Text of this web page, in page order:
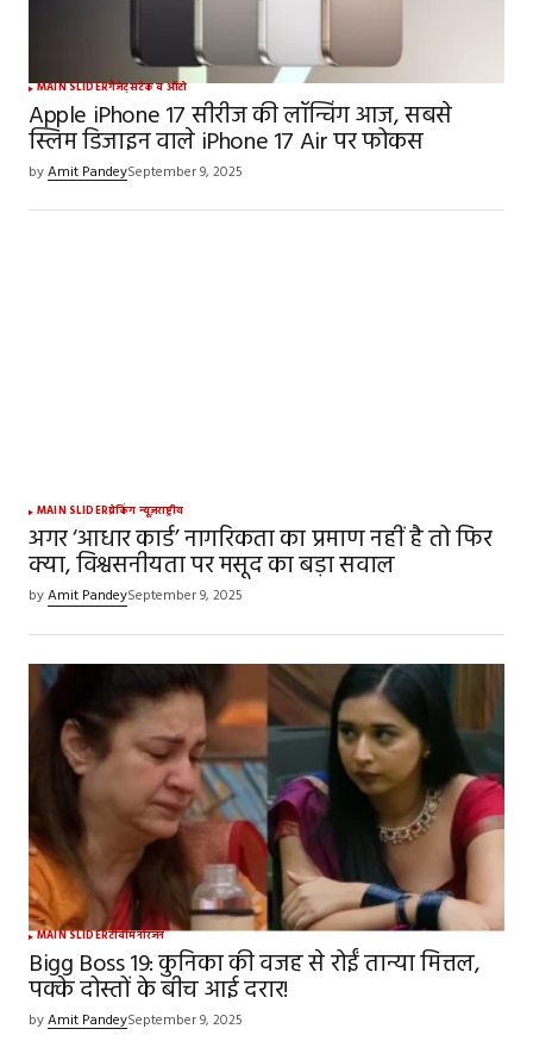
MAIN SLIDERगैजेट्सटेक व ऑटो
Apple iPhone 17 सीरीज की लॉन्चिंग आज, सबसे
स्लिम डिजाइन वाले iPhone 17 Air पर फोकस
byAmit PandeySeptember 9, 2025
MAIN SLIDERब्रेकिंग न्यूज़राष्ट्रीय
अगर ‘आधार कार्ड’ नागरिकता का प्रमाण नहीं है तो फिर
क्या, विश्वसनीयता पर मसूद का बड़ा सवाल
byAmit PandeySeptember 9, 2025
MAIN SLIDERटीवीमनोरंजन
Bigg Boss 19: कुनिका की वजह से रोईं तान्या मित्तल,
पक्के दोस्तों के बीच आई दरार!
byAmit PandeySeptember 9, 2025